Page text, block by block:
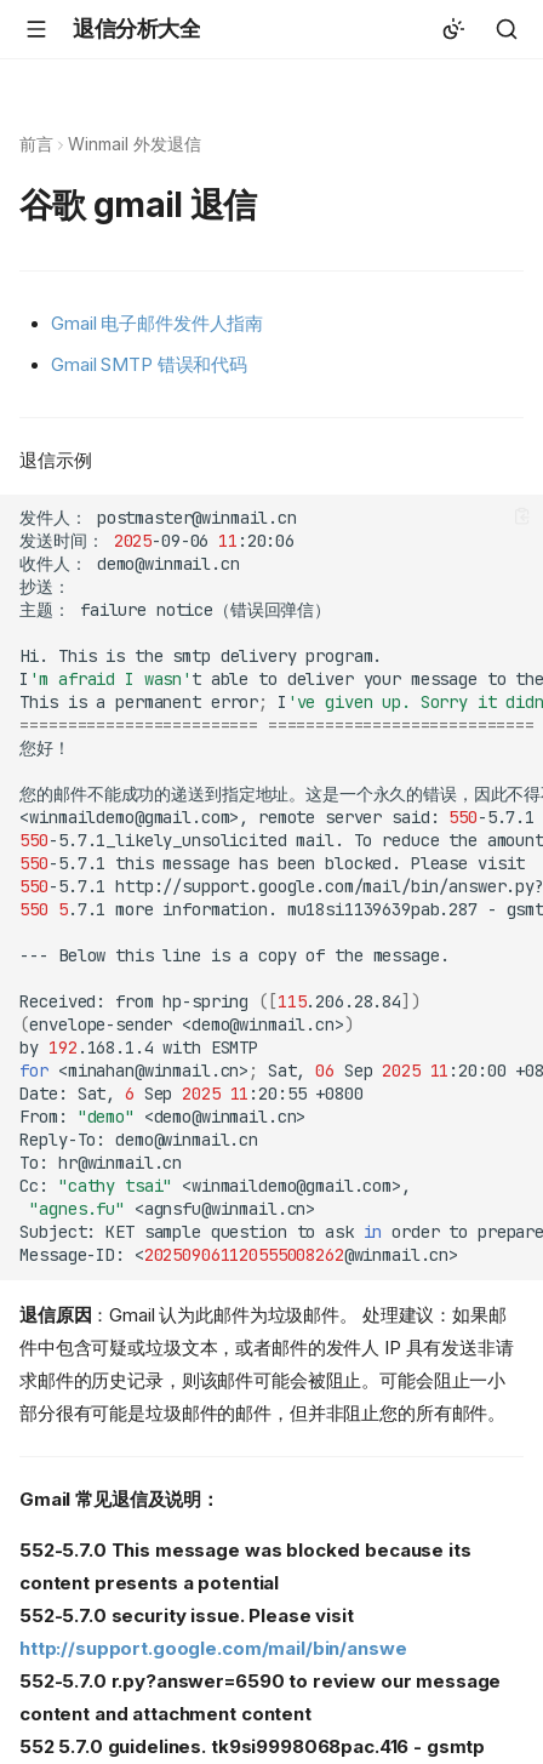
退信分析大全
前言 Winmail 外发退信
谷歌 gmail 退信
Gmail 电子邮件发件人指南
Gmail SMTP 错误和代码
退信示例
发件人：
发送时间：
2025-09-06 11
收件人：
主题：
failure
Hi. This is the smtp delivery
I 'm afraid I wasn' t able to deliver your message to the
This is a permanent error; I 've given up. Sorry it
========================= ============================
<winmaildemo@gmail.com>, remote server said: 550-5.7.1
550-5.7.1_likely_unsolicited mail. To reduce the amount
550-5.7.1 this message has been blocked. Please
550-5.7.1 http://support.google.com/mail/bin/
550 5.7.1 more information. mu18si1139639pab.287 -
--- Below this line is a copy of the
Received: from hp-spring ([115.206.28.84])
(envelope-sender <demo@winmail.cn>)
by 192 .168.1.4 with
for <minahan@winmail.cn> ; Sat, 06 Sep 2025 11 :20:00
Date:
Sat, 6 Sep 2025 11 :20:55
From:
"demo"
Reply-To:
To:
Cc:
"cathy tsai"
"agnes.fu"
Subject:
KET sample question to ask in order to
Message-ID:
<202509061120555008262
退信原因 ：Gmail 认为此邮件为垃圾邮件。 处理建议：如果邮
件中包含可疑或垃圾文本，或者邮件的发件人 IP 具有发送非请
求邮件的历史记录，则该邮件可能会被阻止。可能会阻止一小
部分很有可能是垃圾邮件的邮件，但并非阻止您的所有邮件。
Gmail 常见退信及说明：
552-5.7.0 This message was blocked because its
content presents a potential
552-5.7.0 security issue. Please visit
http://support.google.com/mail/bin/answe
552-5.7.0 r.py?answer=6590 to review our message
content and attachment content
552 5.7.0 guidelines. tk9si9998068pac.416 - gsmtp